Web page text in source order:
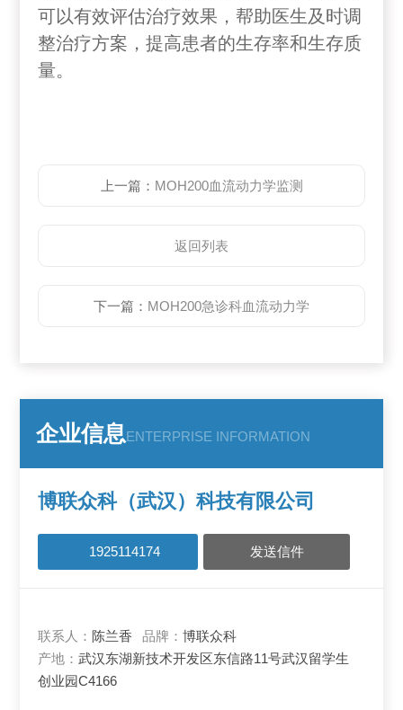
可以有效评估治疗效果，帮助医生及时调
整治疗方案，提高患者的生存率和生存质
量。
上一篇： MOH200血流动力学监测
返回列表
下一篇： MOH200急诊科血流动力学
企业信息ENTERPRISE INFORMATION
博联众科（武汉）科技有限公司
1925114174 发送信件
联系人： 陈兰香 品牌：博联众科
产地：武汉东湖新技术开发区东信路11号武汉留学生
创业园C4166